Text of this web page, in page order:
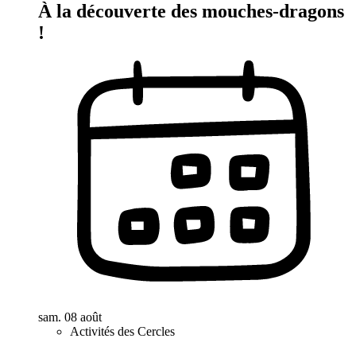
À la découverte des mouches-dragons
!
sam. 08 août
Activités des Cercles